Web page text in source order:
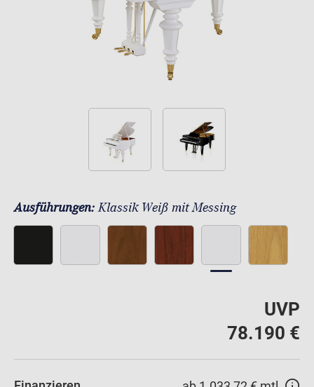
Ausführungen:Klassik Weiß mit Messing
UVP
78.190 €